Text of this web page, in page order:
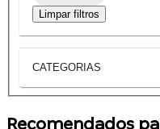
Limpar filtros
CATEGORIAS
Recomendados